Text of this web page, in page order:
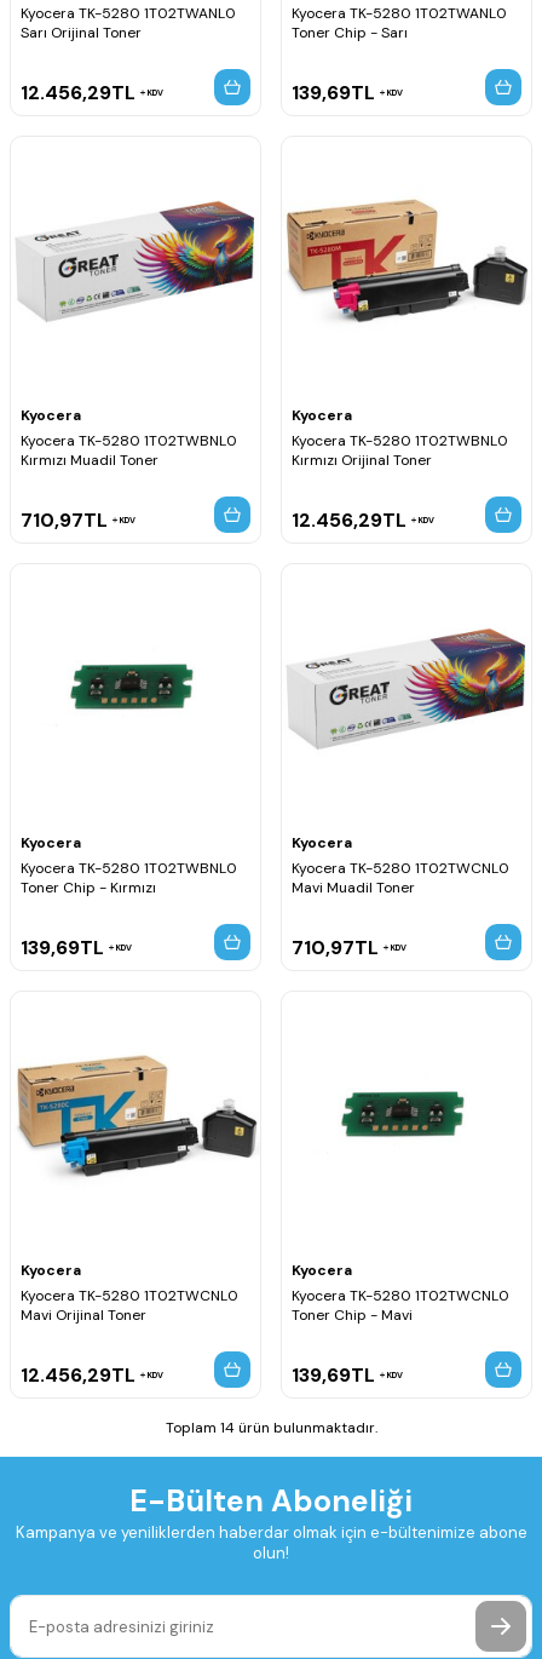
Kyocera TK-5280 1T02TWANL0
Sarı Orijinal Toner
12.456,29TL KDV
Kyocera TK-5280 1T02TWANL0
Toner Chip - Sarı
139,69TL KDV
Kyocera
Kyocera TK-5280 1T02TWBNL0
Kırmızı Muadil Toner
710,97TL KDV
Kyocera
Kyocera TK-5280 1T02TWBNL0
Kırmızı Orijinal Toner
12.456,29TL KDV
Kyocera
Kyocera TK-5280 1T02TWBNL0
Toner Chip - Kırmızı
139,69TL KDV
Kyocera
Kyocera TK-5280 1T02TWCNL0
Mavi Muadil Toner
710,97TL KDV
Kyocera
Kyocera TK-5280 1T02TWCNL0
Mavi Orijinal Toner
12.456,29TL KDV
Kyocera
Kyocera TK-5280 1T02TWCNL0
Toner Chip - Mavi
139,69TL KDV
Toplam 14 ürün bulunmaktadır.
E-Bülten Aboneliği
Kampanya ve yeniliklerden haberdar olmak için e-bültenimize abone
olun!